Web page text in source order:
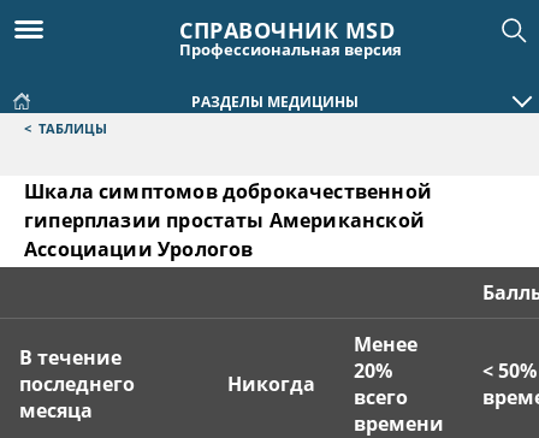
СПРАВОЧНИК MSD
Профессиональная версия
РАЗДЕЛЫ МЕДИЦИНЫ
< ТАБЛИЦЫ
Шкала симптомов доброкачественной
гиперплазии простаты Американской
Ассоциации Урологов
В течение
последнего
месяца
Никогда
Менее
20%
всего
времени
<50%